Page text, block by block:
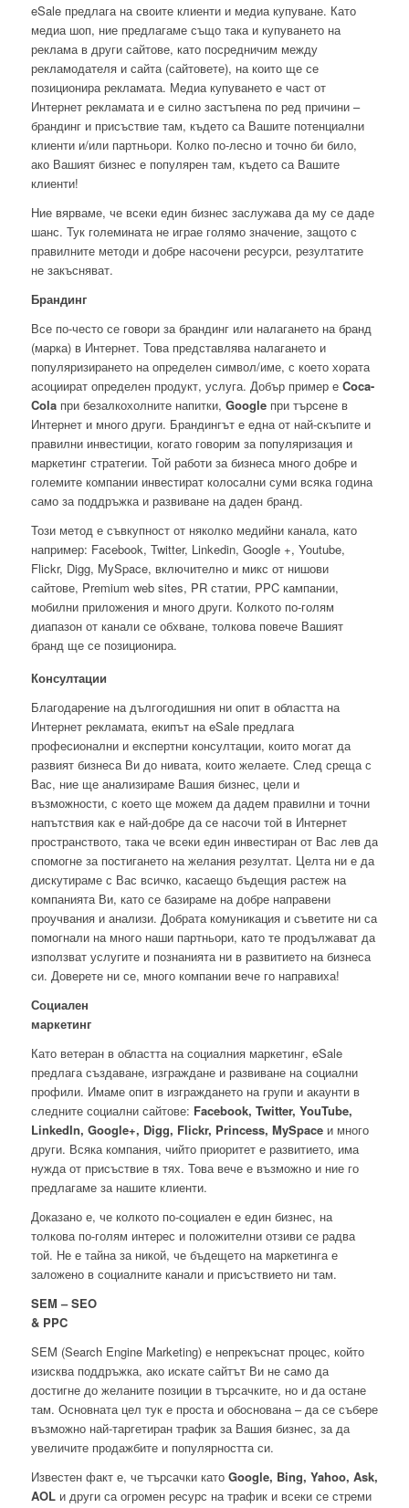
eSale предлага на своите клиенти и медиа купуване. Като
медиа шоп, ние предлагаме също така и купуването на
реклама в други сайтове, като посредничим между
рекламодателя и сайта (сайтовете), на които ще се
позиционира рекламата. Медиа купуването е част от
Интернет рекламата и е силно застъпена по ред причини –
брандинг и присъствие там, където са Вашите потенциални
клиенти и/или партньори. Колко по-лесно и точно би било,
ако Вашият бизнес е популярен там, където са Вашите
клиенти!
Ние вярваме, че всеки един бизнес заслужава да му се даде
шанс. Тук големината не играе голямо значение, защото с
правилните методи и добре насочени ресурси, резултатите
не закъсняват.
Брандинг
Все по-често се говори за брандинг или налагането на бранд
(марка) в Интернет. Това представлява налагането и
популяризирането на определен символ/име, с което хората
асоциират определен продукт, услуга. Добър пример е Coca-
Colaпри безалкохолните напитки, Googleпри търсене в
Интернет и много други. Брандингът е една от най-скъпите и
правилни инвестиции, когато говорим за популяризация и
маркетинг стратегии. Той работи за бизнеса много добре и
големите компании инвестират колосални суми всяка година
само за поддръжка и развиване на даден бранд.
Този метод е съвкупност от няколко медийни канала, като
например: Facebook, Twitter, Linkedin, Google +, Youtube,
Flickr, Digg, MySpace, включително и микс от нишови
сайтове, Premium web sites, PR статии, PPC кампании,
мобилни приложения и много други. Колкото по-голям
диапазон от канали се обхване, толкова повече Вашият
бранд ще се позиционира.
Консултации
Благодарение на дългогодишния ни опит в областта на
Интернет рекламата, екипът на eSale предлага
професионални и експертни консултации, които могат да
развият бизнеса Ви до нивата, които желаете. След среща с
Вас, ние ще анализираме Вашия бизнес, цели и
възможности, с което ще можем да дадем правилни и точни
напътствия как е най-добре да се насочи той в Интернет
пространството, така че всеки един инвестиран от Вас лев да
спомогне за постигането на желания резултат. Целта ни е да
дискутираме с Вас всичко, касаещо бъдещия растеж на
компанията Ви, като се базираме на добре направени
проучвания и анализи. Добрата комуникация и съветите ни са
помогнали на много наши партньори, като те продължават да
използват услугите и познанията ни в развитието на бизнеса
си. Доверете ни се, много компании вече го направиха!
Социален
маркетинг
Като ветеран в областта на социалния маркетинг, eSale
предлага създаване, изграждане и развиване на социални
профили. Имаме опит в изграждането на групи и акаунти в
следните социални сайтове: Facebook, Twitter, YouTube,
LinkedIn, Google+, Digg, Flickr, Princess, MySpaceи много
други. Всяка компания, чийто приоритет е развитието, има
нужда от присъствие в тях. Това вече е възможно и ние го
предлагаме за нашите клиенти.
Доказано е, че колкото по-социален е един бизнес, на
толкова по-голям интерес и положителни отзиви се радва
той. Не е тайна за никой, че бъдещето на маркетинга е
заложено в социалните канали и присъствието ни там.
SEM – SEO
& PPC
SEM (Search Engine Marketing) е непрекъснат процес, който
изисква поддръжка, ако искате сайтът Ви не само да
достигне до желаните позиции в търсачките, но и да остане
там. Основната цел тук е проста и обоснована – да се събере
възможно най-таргетиран трафик за Вашия бизнес, за да
увеличите продажбите и популярността си.
Известен факт е, че търсачки като Google, Bing, Yahoo, Ask,
AOLи други са огромен ресурс на трафик и всеки се стреми